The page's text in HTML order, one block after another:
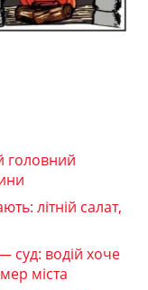
головний
літній салат,
суд: водій хоче
міста